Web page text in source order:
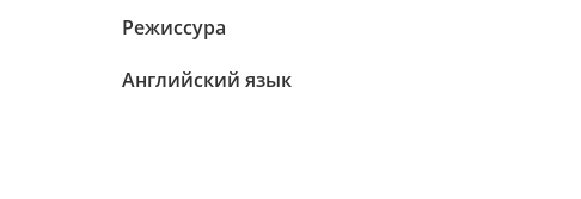
Режиссура
Английский язык